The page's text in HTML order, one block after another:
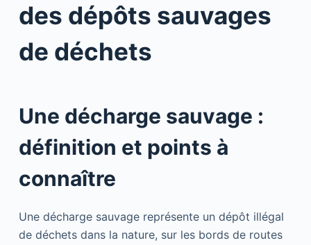
des dépôts sauvages
de déchets
Une décharge sauvage :
définition et points à
connaître
Une décharge sauvage représente un dépôt illégal
de déchets dans la nature, sur les bords de routes